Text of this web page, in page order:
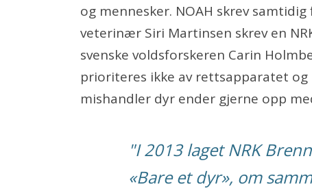
og mennesker. NOAH skrev
veterinær Siri Martinsen skrev en
svenske voldsforskeren Carin
prioriteres ikke av rettsapparatet
mishandler dyr ender gjerne opp
"I 2013 laget NRK
«Bare et dyr», om